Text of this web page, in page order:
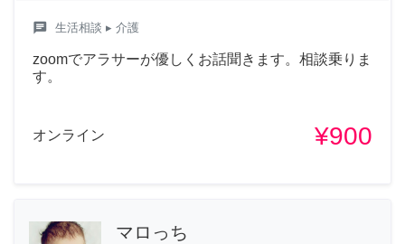
chat 生活相談 ▸ 介護
zoomでアラサーが優しくお話聞きます。相談乗りま
す。
オンライン ¥900
マロっち